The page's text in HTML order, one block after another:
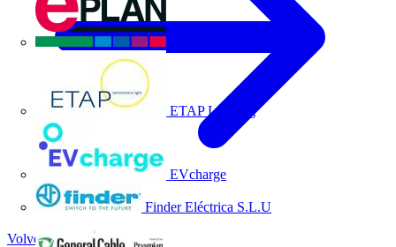
ETAP Lighting
EVcharge
Finder Eléctrica S.L.U
Volver a Noticias